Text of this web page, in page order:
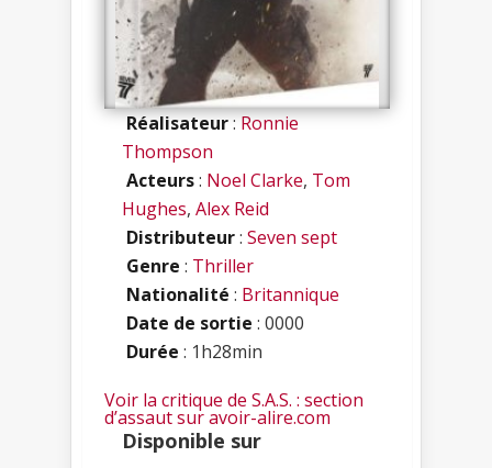
Réalisateur:Ronnie
Thompson
Acteurs: Noel Clarke, Tom
Hughes, Alex Reid
Distributeur: Seven sept
Genre : Thriller
Nationalité : Britannique
Date de sortie : 0000
Durée : 1h28min
Voir la critique de S.A.S. : section
d’assaut sur avoir-alire.com
Disponible sur